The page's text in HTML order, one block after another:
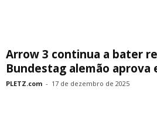
Arrow 3 continua a bater
Bundestag alemão aprova
PLETZ.com - 17 de dezembro de 2025